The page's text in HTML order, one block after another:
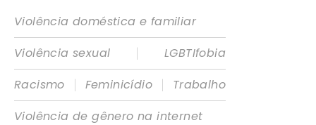
Violência doméstica e familiar
Violência sexual
|
LGBTIfobia
Racismo
| Feminicídio |
Trabalho
Violência de gênero na internet